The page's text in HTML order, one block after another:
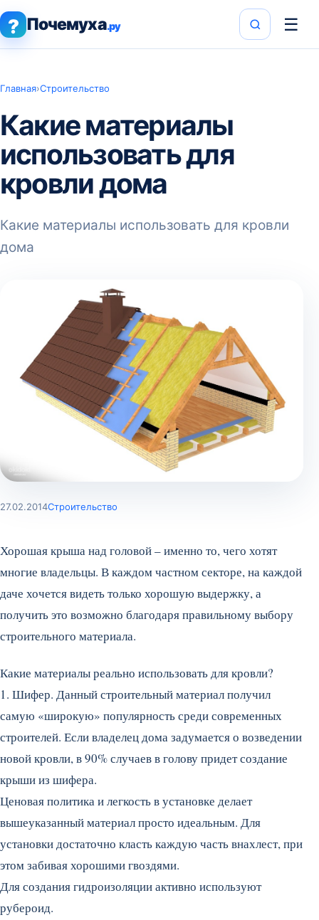
? Почемуха.ру ☰
Главная›Строительство
Какие материалы
использовать для
кровли дома
Какие материалы использовать для кровли
дома
27.02.2014Строительство
Хорошая крыша над головой – именно то, чего хотят
многие владельцы. В каждом частном секторе, на каждой
даче хочется видеть только хорошую выдержку, а
получить это возможно благодаря правильному выбору
строительного материала.
Какие материалы реально использовать для кровли?
1. Шифер. Данный строительный материал получил
самую «широкую» популярность среди современных
строителей. Если владелец дома задумается о возведении
новой кровли, в 90% случаев в голову придет создание
крыши из шифера.
Ценовая политика и легкость в установке делает
вышеуказанный материал просто идеальным. Для
установки достаточно класть каждую часть внахлест, при
этом забивая хорошими гвоздями.
Для создания гидроизоляции активно используют
рубероид.